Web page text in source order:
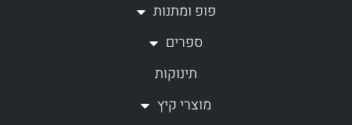
f
פופ ומתנות
ספרים
תינוקות
מוצרי קיץ